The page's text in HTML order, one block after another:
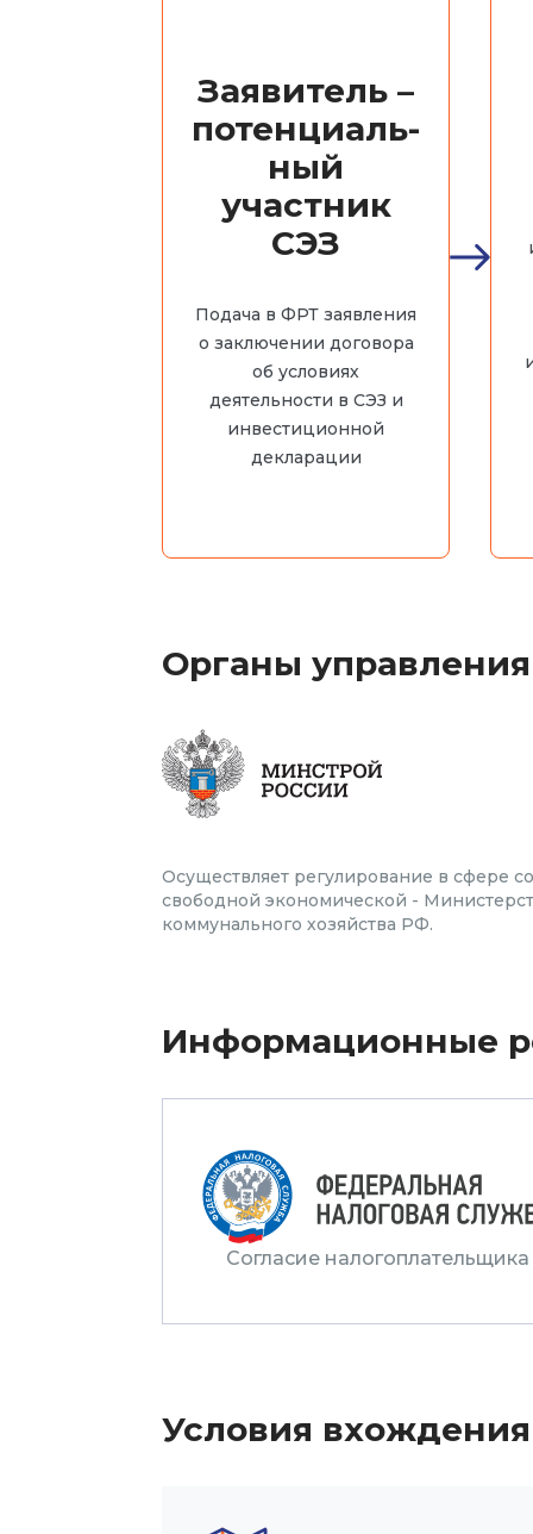
Заявитель –
потенциаль-
ный
участник
СЭЗ
Подача в ФРТ заявления
о заключении договора
об условиях
деятельности в СЭЗ и
инвестиционной
декларации
Органы
Осуществляет регулирование в сфере
свободной экономической -
коммунального хозяйства РФ.
Информационные
Согласие налогоплательщика
Условия